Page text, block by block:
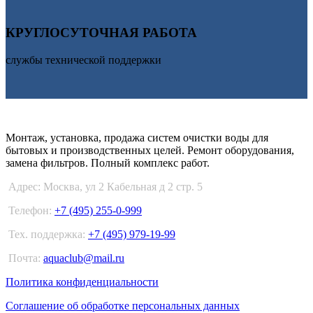
КРУГЛОСУТОЧНАЯ РАБОТА
службы технической поддержки
Монтаж, установка, продажа систем очистки воды для
бытовых и производственных целей. Ремонт оборудования,
замена фильтров. Полный комплекс работ.
Адрес: Москва, ул 2 Кабельная д 2 стр. 5
Телефон: +7 (495) 255-0-999
Тех. поддержка: +7 (495) 979-19-99
Почта: aquaclub@mail.ru
Политика конфиденциальности
Соглашение об обработке персональных данных